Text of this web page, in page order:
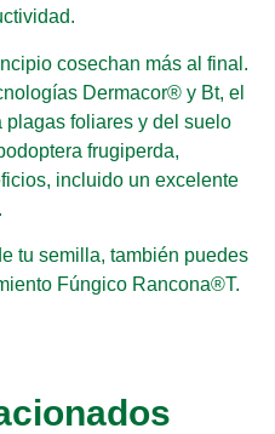
cosechan más al final.
Dermacor® y Bt, el
plagas foliares y del suelo
frugiperda,
incluido un excelente
tu semilla, también puedes
Fúngico Rancona®T.